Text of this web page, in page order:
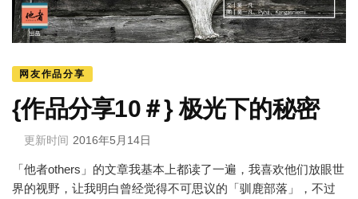
网友作品分享
{作品分享10＃} 极光下的秘密
更新时间 2016年5月14日
「他者others」的文章我基本上都读了一遍，我喜欢他们放眼世
界的视野，让我明白曾经觉得不可思议的「驯鹿部落」，不过